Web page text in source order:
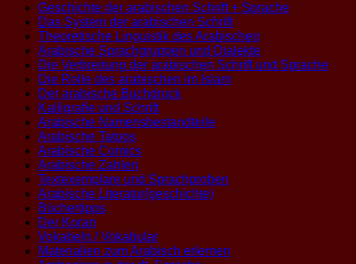
Geschichte der arabischen Schrift + Sprache
Das System der arabischen Schrift
Theoretische Linguistik des Arabischen
Arabische Sprachgruppen und Dialekte
Die Verbreitung der arabischen Schrift und Sprache
Die Rolle des arabischen im Islam
Der arabische Buchdruck
Kalligrafie und Schrift
Arabische Namensbestandteile
Arabische Tatoos
Arabische Comics
Arabische Zahlen
Textexemplare und Sprachproben
Arabische Literatur(geschichte)
Büchertipps
Der Koran
Vokabeln / Vokabular
Materialien zum Arabisch erlernen